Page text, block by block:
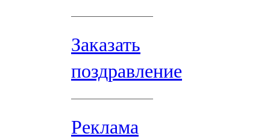
Заказать
поздравление
Реклама